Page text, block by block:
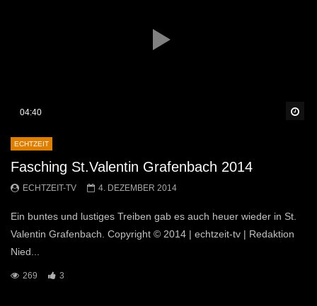
04:40
ECHTZEIT
Fasching St.Valentin Grafenbach 2014
ECHTZEIT-TV 4. DEZEMBER 2014
Ein buntes und lustiges Treiben gab es auch heuer wieder in St.
Valentin Grafenbach. Copyright © 2014 | echtzeit-tv | Redaktion
Nied...
269 3